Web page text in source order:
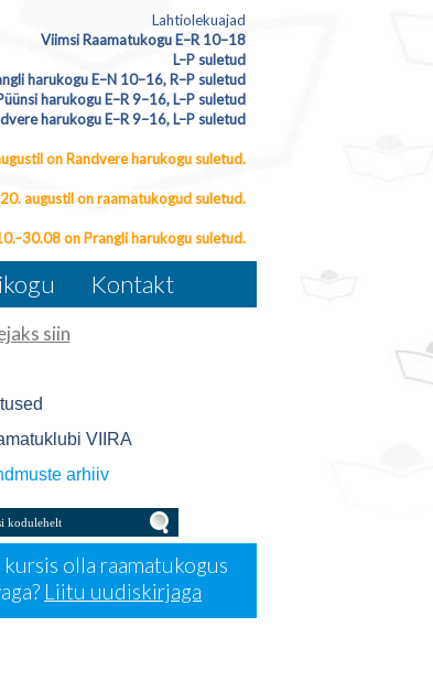
Lahtiolekuajad
Viimsi Raamatukogu E–R 10–18
L–P suletud
harukogu E–N 10–16, R–P suletud
harukogu E–R 9–16, L–P suletud
harukogu E–R 9–16, L–P suletud
on Randvere harukogu suletud.
augustil on raamatukogud suletud.
on Prangli harukogu suletud.
Kontakt
siin
VIIRA
arhiiv
Otsi kodulehelt
olla raamatukogus
Liitu uudiskirjaga